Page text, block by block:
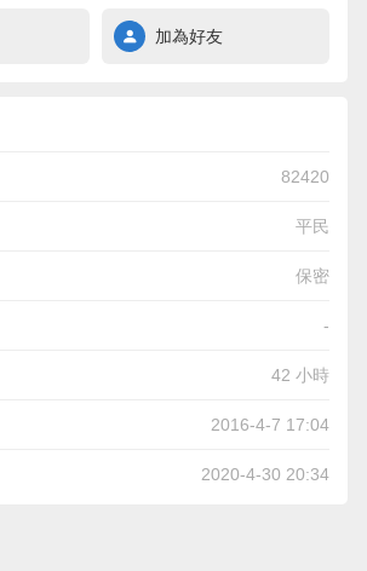
加為好友
82420
平民
保密
-
42 小時
2016-4-7 17:04
2020-4-30 20:34